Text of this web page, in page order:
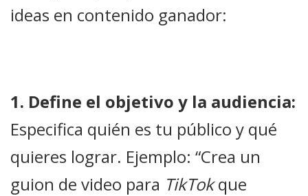
ideas en contenido ganador:
1. Define el objetivo y la audiencia:
Especifica quién es tu público y qué
quieres lograr. Ejemplo: “Crea un
guion de video para TikTokque